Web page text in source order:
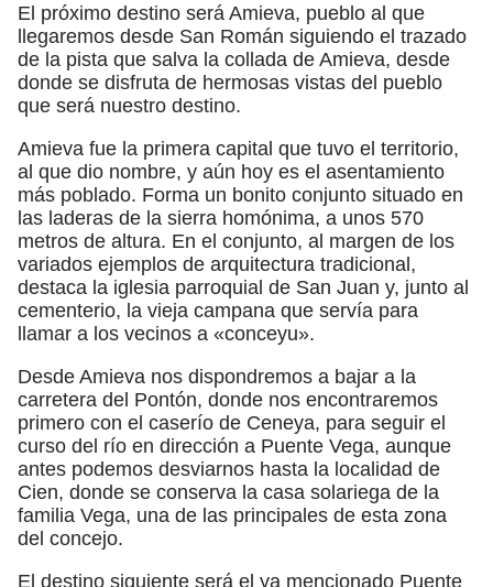
El próximo destino será Amieva, pueblo al que
llegaremos desde San Román siguiendo el trazado
de la pista que salva la collada de Amieva, desde
donde se disfruta de hermosas vistas del pueblo
que será nuestro destino.
Amieva fue la primera capital que tuvo el territorio,
al que dio nombre, y aún hoy es el asentamiento
más poblado. Forma un bonito conjunto situado en
las laderas de la sierra homónima, a unos 570
metros de altura. En el conjunto, al margen de los
variados ejemplos de arquitectura tradicional,
destaca la iglesia parroquial de San Juan y, junto al
cementerio, la vieja campana que servía para
llamar a los vecinos a «conceyu».
Desde Amieva nos dispondremos a bajar a la
carretera del Pontón, donde nos encontraremos
primero con el caserío de Ceneya, para seguir el
curso del río en dirección a Puente Vega, aunque
antes podemos desviarnos hasta la localidad de
Cien, donde se conserva la casa solariega de la
familia Vega, una de las principales de esta zona
del concejo.
El destino siguiente será el ya mencionado Puente